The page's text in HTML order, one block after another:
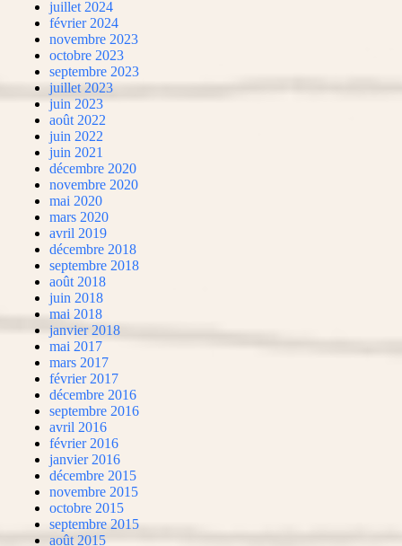
juillet 2024
février 2024
novembre 2023
octobre 2023
septembre 2023
juillet 2023
juin 2023
août 2022
juin 2022
juin 2021
décembre 2020
novembre 2020
mai 2020
mars 2020
avril 2019
décembre 2018
septembre 2018
août 2018
juin 2018
mai 2018
janvier 2018
mai 2017
mars 2017
février 2017
décembre 2016
septembre 2016
avril 2016
février 2016
janvier 2016
décembre 2015
novembre 2015
octobre 2015
septembre 2015
août 2015